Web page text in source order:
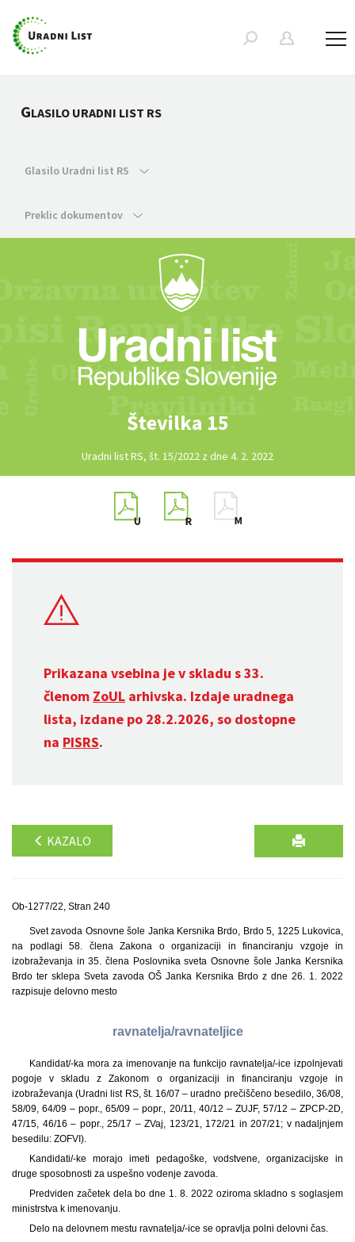
GLASILO URADNI LIST RS
Glasilo Uradni list RS
Preklic dokumentov
Številka 15
Uradni list RS, št. 15/2022 z dne 4. 2. 2022
Prikazana vsebina je v skladu s 33.
členom ZoUL arhivska. Izdaje uradnega
lista, izdane po 28.2.2026, so dostopne
na PISRS.
KAZALO
Ob-1277/22, Stran 240
Svet zavoda Osnovne šole Janka Kersnika Brdo, Brdo 5, 1225 Lukovica,
na podlagi 58. člena Zakona o organizaciji in financiranju vzgoje in
izobraževanja in 35. člena Poslovnika sveta Osnovne šole Janka Kersnika
Brdo ter sklepa Sveta zavoda OŠ Janka Kersnika Brdo z dne 26. 1. 2022
razpisuje delovno mesto
ravnatelja/ravnateljice
Kandidat/-ka mora za imenovanje na funkcijo ravnatelja/-ice izpolnjevati
pogoje v skladu z Zakonom o organizaciji in financiranju vzgoje in
izobraževanja (Uradni list RS, št. 16/07 – uradno prečiščeno besedilo, 36/08,
58/09, 64/09 – popr., 65/09 – popr., 20/11, 40/12 – ZUJF, 57/12 – ZPCP-2D,
47/15, 46/16 – popr., 25/17 – ZVaj, 123/21, 172/21 in 207/21; v nadaljnjem
besedilu: ZOFVI).
Kandidati/-ke morajo imeti pedagoške, vodstvene, organizacijske in
druge sposobnosti za uspešno vodenje zavoda.
Predviden začetek dela bo dne 1. 8. 2022 oziroma skladno s soglasjem
ministrstva k imenovanju.
Delo na delovnem mestu ravnatelja/-ice se opravlja polni delovni čas.